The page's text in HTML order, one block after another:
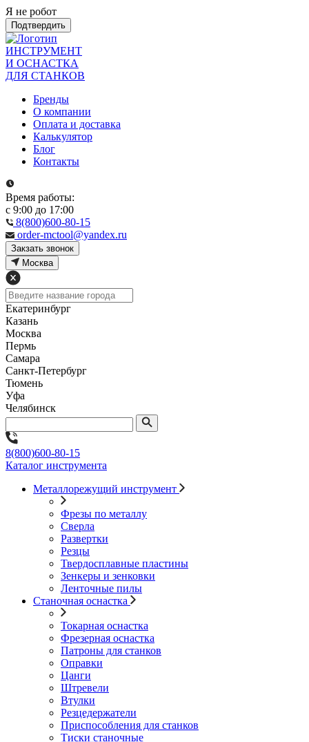
Я не робот
Подтвердить
ИНСТРУМЕНТ
И ОСНАСТКА
ДЛЯ СТАНКОВ
Бренды
О компании
Оплата и доставка
Калькулятор
Блог
Контакты
Время работы:
с 9:00 до 17:00
8(800)600-80-15
order-mctool@yandex.ru
Закзать звонок
Москва
Екатеринбург
Казань
Москва
Пермь
Самара
Санкт-Петербург
Тюмень
Уфа
Челябинск
8(800)600-80-15
Каталог инструмента
Металлорежущий инструмент
Фрезы по металлу
Сверла
Развертки
Резцы
Твердосплавные пластины
Зенкеры и зенковки
Ленточные пилы
Станочная оснастка
Токарная оснастка
Фрезерная оснастка
Патроны для станков
Оправки
Цанги
Штревели
Втулки
Резцедержатели
Приспособления для станков
Тиски станочные